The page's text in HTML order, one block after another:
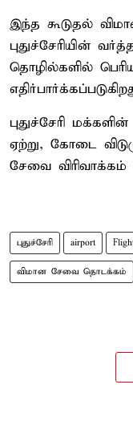
இந்த கூடுதல்
புதுச்சேரியின்
தொழில்களில்
புதுச்சேரி
ஏற்று, கோடை
சேவை விரிவாக்கம்
புதுச்சேரி airport
விமான சேவை தொடக்கம்